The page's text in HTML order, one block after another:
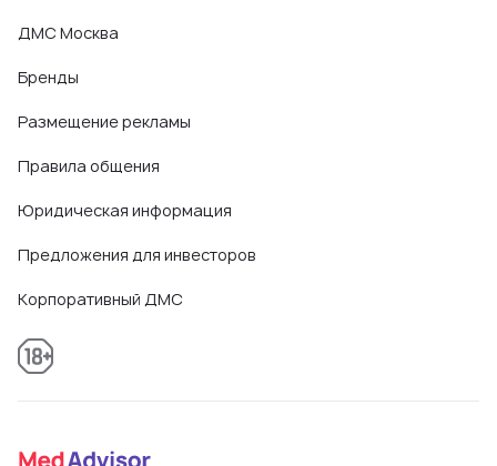
ДМС Москва
Бренды
Размещение рекламы
Правила общения
Юридическая информация
Предложения для инвесторов
Корпоративный ДМС